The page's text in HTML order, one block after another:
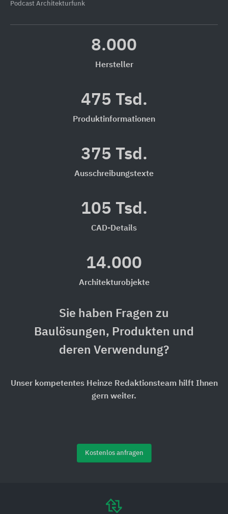
Podcast Architekturfunk
8.000
Hersteller
475 Tsd.
Produktinformationen
375 Tsd.
Ausschreibungstexte
105 Tsd.
CAD-Details
14.000
Architekturobjekte
Sie haben Fragen zu
Baulösungen, Produkten und
deren Verwendung?
Unser kompetentes Heinze Redaktionsteam hilft Ihnen
gern weiter.
Kostenlos anfragen